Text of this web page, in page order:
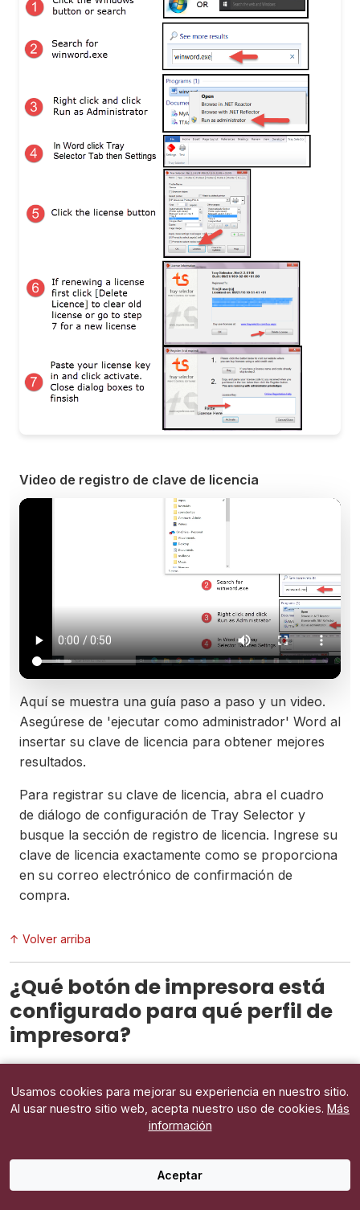
Video de registro de clave de licencia
Aquí se muestra una guía paso a paso y un video.
Asegúrese de 'ejecutar como administrador' Word al
insertar su clave de licencia para obtener mejores
resultados.
Para registrar su clave de licencia, abra el cuadro
de diálogo de configuración de Tray Selector y
busque la sección de registro de licencia. Ingrese su
clave de licencia exactamente como se proporciona
en su correo electrónico de confirmación de
compra.
↑ Volver arriba
¿Qué botón de impresora está
configurado para qué perfil de
impresora?
Usamos cookies para mejorar su experiencia en nuestro sitio.
Al usar nuestro sitio web, acepta nuestro uso de cookies. Más
información
Aceptar